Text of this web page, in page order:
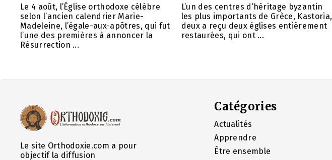
Le 4 août, l’Église orthodoxe célèbre
selon l’ancien calendrier Marie-
Madeleine, l’égale-aux-apôtres, qui fut
l’une des premières à annoncer la
Résurrection ...
L’un des centres d’héritage byzantin
les plus importants de Grèce, Kastoria,
deux a reçu deux églises entièrement
restaurées, qui ont ...
Le site Orthodoxie.com a pour
objectif la diffusion
Catégories
Actualités
Apprendre
Être ensemble